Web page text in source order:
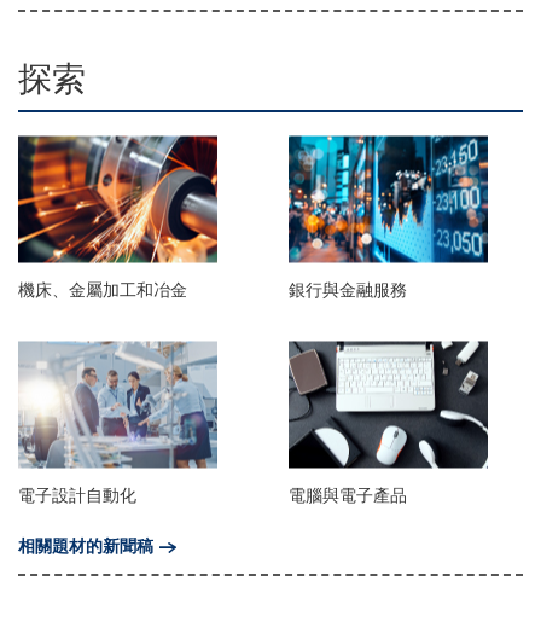
探索
機床、金屬加工和冶金 銀行與金融服務
電子設計自動化
電腦與電子產品
相關題材的新聞稿